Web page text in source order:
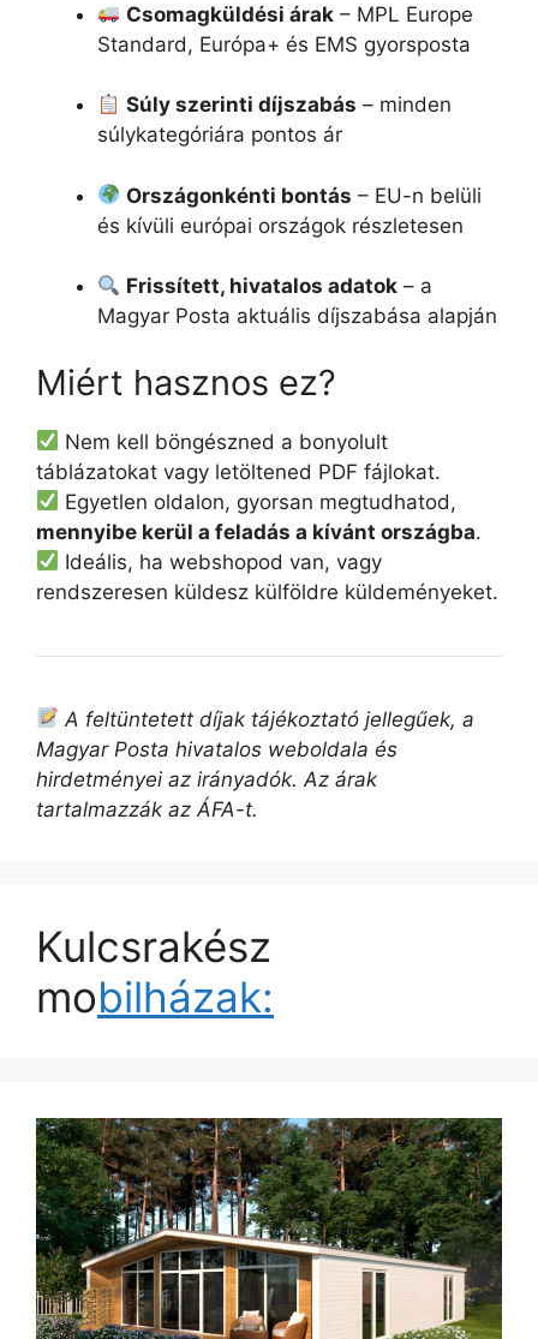
Csomagküldési árak – MPL Europe
Standard, Európa+ és EMS gyorsposta
Súly szerinti díjszabás – minden
súlykategóriára pontos ár
Országonkénti bontás – EU-n belüli
és kívüli európai országok részletesen
Frissített, hivatalos adatok – a
Magyar Posta aktuális díjszabása alapján
Miért hasznos ez?
Nem kell böngészned a bonyolult
táblázatokat vagy letöltened PDF fájlokat.
Egyetlen oldalon, gyorsan megtudhatod,
mennyibe kerül a feladás a kívánt országba.
Ideális, ha webshopod van, vagy
rendszeresen küldesz külföldre küldeményeket.
A feltüntetett díjak tájékoztató jellegűek, a
Magyar Posta hivatalos weboldala és
hirdetményei az irányadók. Az árak
tartalmazzák az ÁFA-t.
Kulcsrakész
mobilházak: